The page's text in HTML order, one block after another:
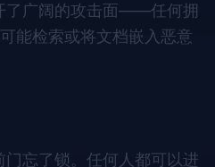
了广阔的攻击面——任何拥
能检索或将文档嵌入恶意
忘了锁。任何人都可以进